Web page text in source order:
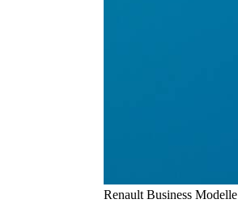
Renault Business Modelle